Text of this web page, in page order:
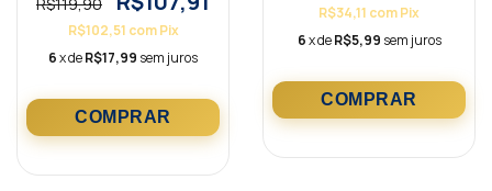
R$102,51 com Pix
6x deR$17,99 sem juros
R$34,11 comPix
6x deR$5,99 sem juros